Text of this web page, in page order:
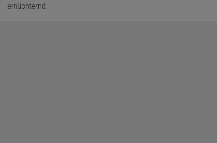
ernüchternd.